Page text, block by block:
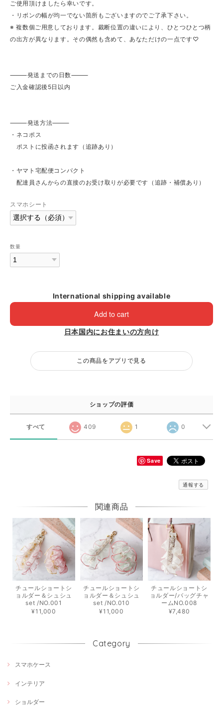
ご使用頂けましたら幸いです。
・リボンの幅が均一でない箇所もございますのでご了承下さい。
※ 複数個ご用意しております。裁断位置の違いにより、ひとつひとつ柄
の出方が異なります。その偶然も含めて、あなただけの一点です♡
⸻発送までの日数⸻
ご入金確認後5日以内
⸻発送方法⸻
・ネコポス
ポストに投函されます（追跡あり）
・ヤマト宅配便コンパクト
配達員さんからの直接のお受け取りが必要です（追跡・補償あり）
スマホシート
数量
International shipping available
Add to cart
日本国内にお住まいの方向け
この商品をアプリで見る
ショップの評価
すべて 409 1 0
Save
通報する
関連商品
チュールショートシ
ョルダー＆シュシュ
set /NO.001
¥11,000
チュールショートシ
ョルダー＆シュシュ
set /NO.010
¥11,000
チュールショートシ
ョルダー/バッグチャ
ームNO.008
¥7,480
Category
スマホケース
インテリア
ショルダー